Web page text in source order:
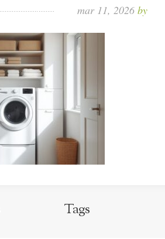
mar 11, 2026 by
Tags